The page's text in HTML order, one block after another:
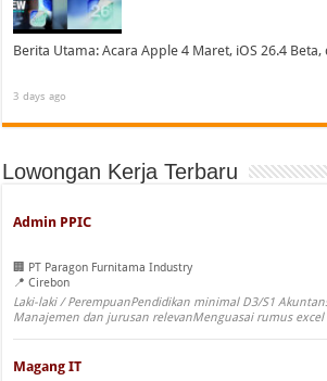
Berita Utama: Acara Apple 4 Maret, iOS 26.4 Beta,
3 days ago
Lowongan Kerja Terbaru
Admin PPIC
PT Paragon Furnitama Industry
Cirebon
Laki-laki / PerempuanPendidikan minimal D3/S1
Manajemen dan jurusan relevanMenguasai rumus excel
Magang IT